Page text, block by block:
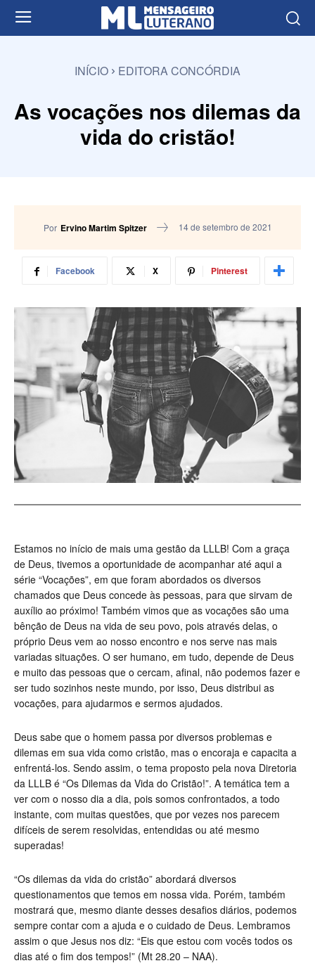
INÍCIO EDITORA CONCÓRDIA
As vocações nos dilemas da
vida do cristão!
Por Ervino Martim Spitzer 14 de setembro de 2021
Facebook X Pinterest
Estamos no início de mais uma gestão da LLLB! Com a graça
de Deus, tivemos a oportunidade de acompanhar até aqui a
série “Vocações”, em que foram abordados os diversos
chamados que Deus concede às pessoas, para que sirvam de
auxílio ao próximo! Também vimos que as vocações são uma
bênção de Deus na vida de seu povo, pois através delas, o
próprio Deus vem ao nosso encontro e nos serve nas mais
variadas situações. O ser humano, em tudo, depende de Deus
e muito das pessoas que o cercam, afinal, não podemos fazer e
ser tudo sozinhos neste mundo, por isso, Deus distribui as
vocações, para ajudarmos e sermos ajudados.
Deus sabe que o homem passa por diversos problemas e
dilemas em sua vida como cristão, mas o encoraja e capacita a
enfrentá-los. Sendo assim, o tema proposto pela nova Diretoria
da LLLB é “Os Dilemas da Vida do Cristão!”. A temática tem a
ver com o nosso dia a dia, pois somos confrontados, a todo
instante, com muitas questões, que por vezes nos parecem
difíceis de serem resolvidas, entendidas ou até mesmo
superadas!
“Os dilemas da vida do cristão” abordará diversos
questionamentos que temos em nossa vida. Porém, também
mostrará que, mesmo diante desses desafios diários, podemos
sempre contar com a ajuda e o cuidado de Deus. Lembramos
assim o que Jesus nos diz: “Eis que estou com vocês todos os
dias até o fim dos tempos!” (Mt 28.20 – NAA).